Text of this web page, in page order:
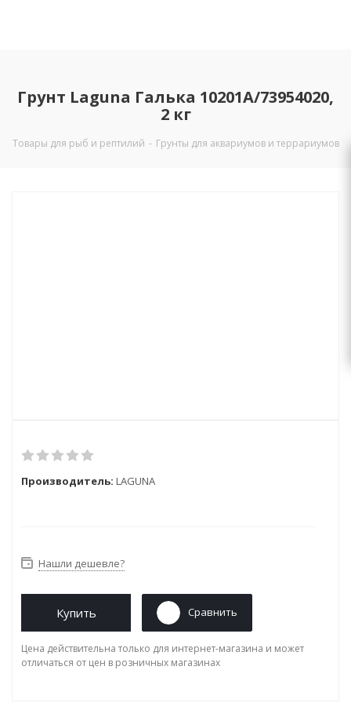
Грунт Laguna Галька 10201A/73954020,
2 кг
Товары для рыб и рептилий - Грунты для аквариумов и террариумов
Производитель: LAGUNA
Нашли дешевле?
Купить Сравнить
Цена действительна только для интернет-магазина и может
отличаться от цен в розничных магазинах